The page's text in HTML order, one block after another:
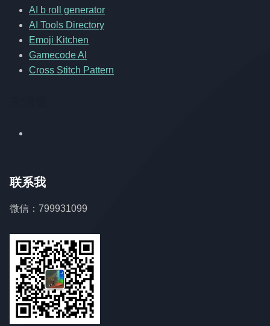
AI b roll generator
AI Tools Directory
Emoji Kitchen
Gamecode AI
Cross Stitch Pattern
联系我
微信：799931099